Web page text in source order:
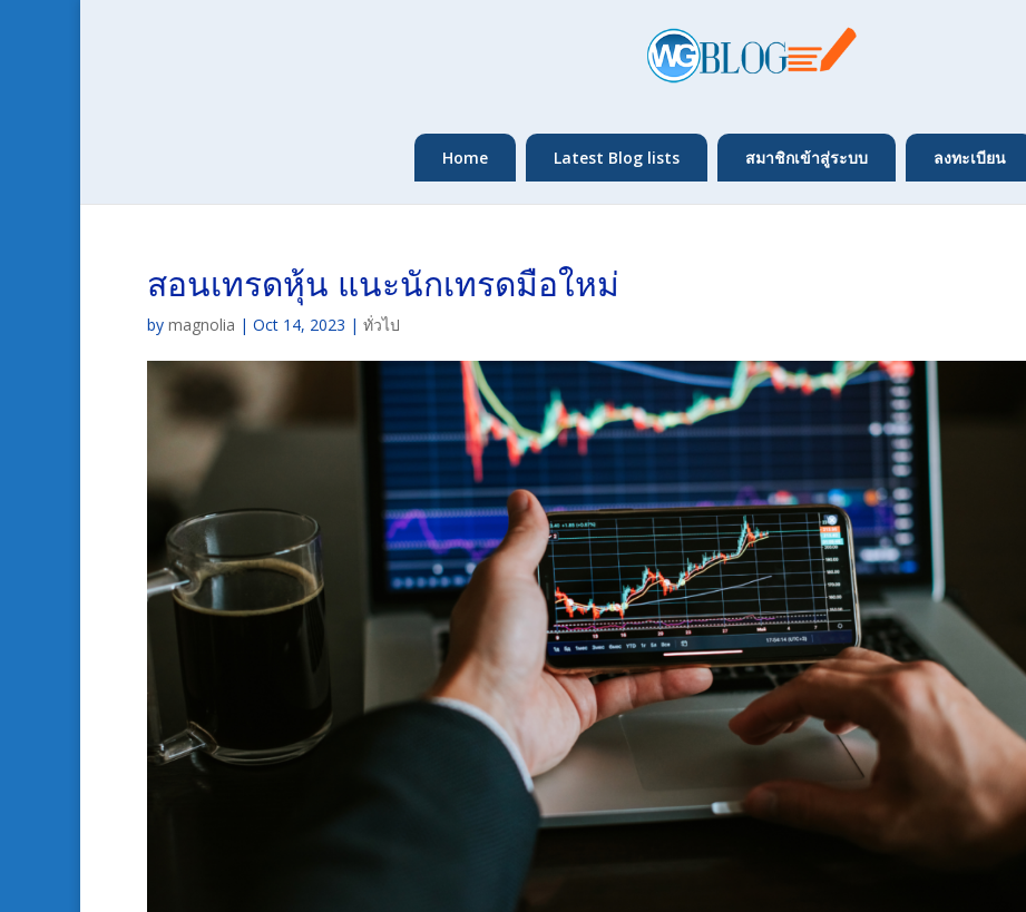
Home Latest Blog lists สมาชิกเข้าสู่ระบบ ลงทะเบียน
สอนเทรดหุ้น แนะนักเทรดมือใหม่
by magnolia | Oct 14, 2023 | ทั่วไป